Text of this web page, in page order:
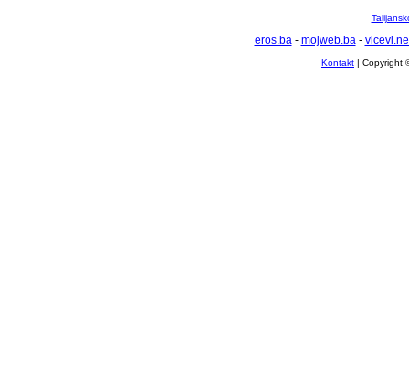
eros.ba- mojweb.ba-
Kontakt | Copyright